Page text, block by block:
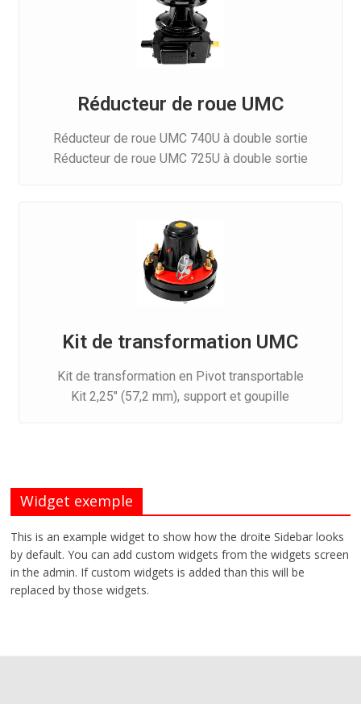
Réducteur de roue UMC
Réducteur de roue UMC 740U à double sortie
Réducteur de roue UMC 725U à double sortie
Kit de transformation UMC
Kit de transformation en Pivot transportable
Kit 2,25″ (57,2 mm), support et goupille
Widget exemple
This is an example widget to show how the droite Sidebar looks
by default. You can add custom widgets from the widgets screen
in the admin. If custom widgets is added than this will be
replaced by those widgets.